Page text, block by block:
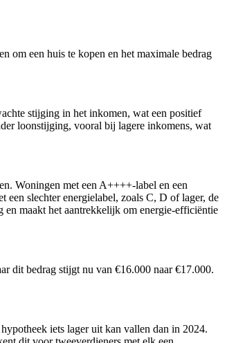
om een huis te kopen en het maximale bedrag
stijging in het inkomen, wat een positief
loonstijging, vooral bij lagere inkomens, wat
Woningen met een A++++-label en een
een slechter energielabel, zoals C, D of lager, de
maakt het aantrekkelijk om energie-efficiëntie
dit bedrag stijgt nu van €16.000 naar €17.000.
iets lager uit kan vallen dan in 2024.